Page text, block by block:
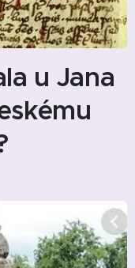
u Jana